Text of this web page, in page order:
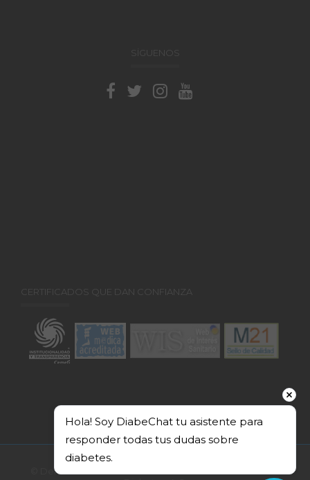
SÍGUENOS
CERTIFICADOS QUE DAN CONFIANZA
© Derechos Reservados 2026. Federación Mexicana de
Hola! Soy DiabeChat tu asistente para
responder todas tus dudas sobre
diabetes.